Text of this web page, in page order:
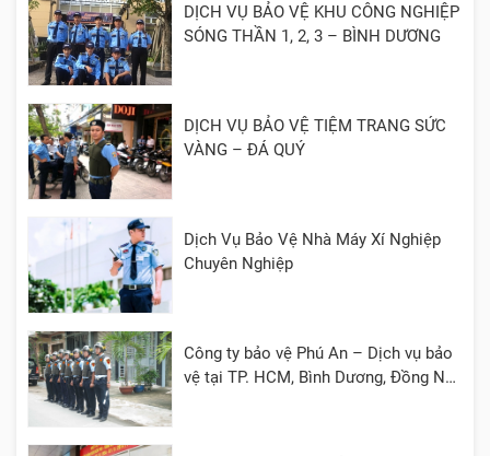
DỊCH VỤ BẢO VỆ KHU CÔNG NGHIỆP
SÓNG THẦN 1, 2, 3 – BÌNH DƯƠNG
DỊCH VỤ BẢO VỆ TIỆM TRANG SỨC
VÀNG – ĐÁ QUÝ
Dịch Vụ Bảo Vệ Nhà Máy Xí Nghiệp
Chuyên Nghiệp
Công ty bảo vệ Phú An – Dịch vụ bảo
vệ tại TP. HCM, Bình Dương, Đồng Nai,